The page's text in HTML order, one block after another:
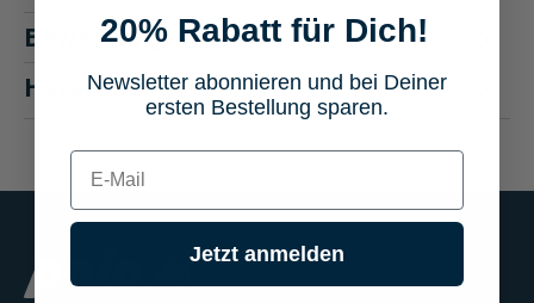
Bewertungen
Hersteller "Tarozzi"
20% Rabatt für Dich!
Newsletter abonnieren und bei Deiner
ersten Bestellung sparen.
E-mail
Jetzt anmelden